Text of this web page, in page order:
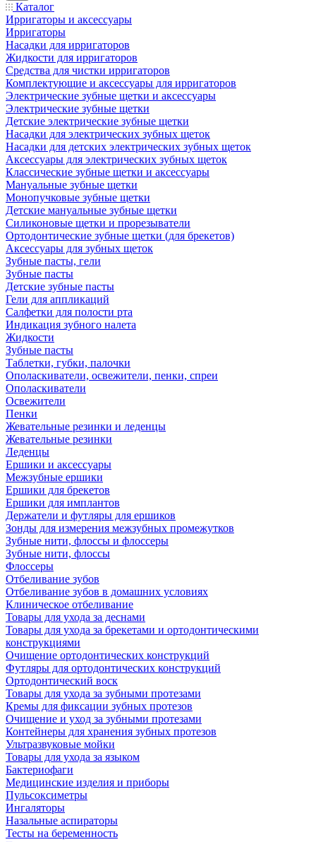
Каталог
Ирригаторы и аксессуары
Ирригаторы
Насадки для ирригаторов
Жидкости для ирригаторов
Средства для чистки ирригаторов
Комплектующие и аксессуары для ирригаторов
Электрические зубные щетки и аксессуары
Электрические зубные щетки
Детские электрические зубные щетки
Насадки для электрических зубных щеток
Насадки для детских электрических зубных щеток
Аксессуары для электрических зубных щеток
Классические зубные щетки и аксессуары
Мануальные зубные щетки
Монопучковые зубные щетки
Детские мануальные зубные щетки
Силиконовые щетки и прорезыватели
Ортодонтические зубные щетки (для брекетов)
Аксессуары для зубных щеток
Зубные пасты, гели
Зубные пасты
Детские зубные пасты
Гели для аппликаций
Салфетки для полости рта
Индикация зубного налета
Жидкости
Зубные пасты
Таблетки, губки, палочки
Ополаскиватели, освежители, пенки, спреи
Ополаскиватели
Освежители
Пенки
Жевательные резинки и леденцы
Жевательные резинки
Леденцы
Ершики и аксессуары
Межзубные ершики
Ершики для брекетов
Ершики для имплантов
Держатели и футляры для ершиков
Зонды для измерения межзубных промежутков
Зубные нити, флоссы и флоссеры
Зубные нити, флоссы
Флоссеры
Отбеливание зубов
Отбеливание зубов в домашних условиях
Клиническое отбеливание
Товары для ухода за деснами
Товары для ухода за брекетами и ортодонтическими
конструкциями
Очищение ортодонтических конструкций
Футляры для ортодонтических конструкций
Ортодонтический воск
Товары для ухода за зубными протезами
Кремы для фиксации зубных протезов
Очищение и уход за зубными протезами
Контейнеры для хранения зубных протезов
Ультразвуковые мойки
Товары для ухода за языком
Бактериофаги
Медицинские изделия и приборы
Пульсоксиметры
Ингаляторы
Назальные аспираторы
Тесты на беременность